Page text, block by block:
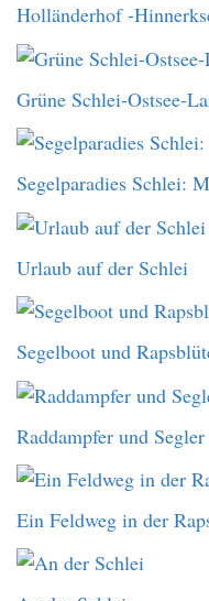
Holländerhof -
Grüne Schlei-Ostsee-
Segelparadies Schlei:
Urlaub auf der Schlei
Segelboot und
Raddampfer und
Ein Feldweg in der